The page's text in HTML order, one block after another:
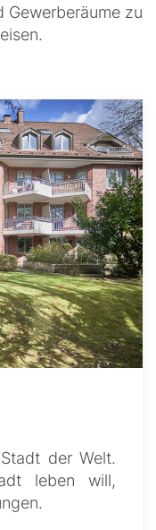
zu
der Welt.
leben will,